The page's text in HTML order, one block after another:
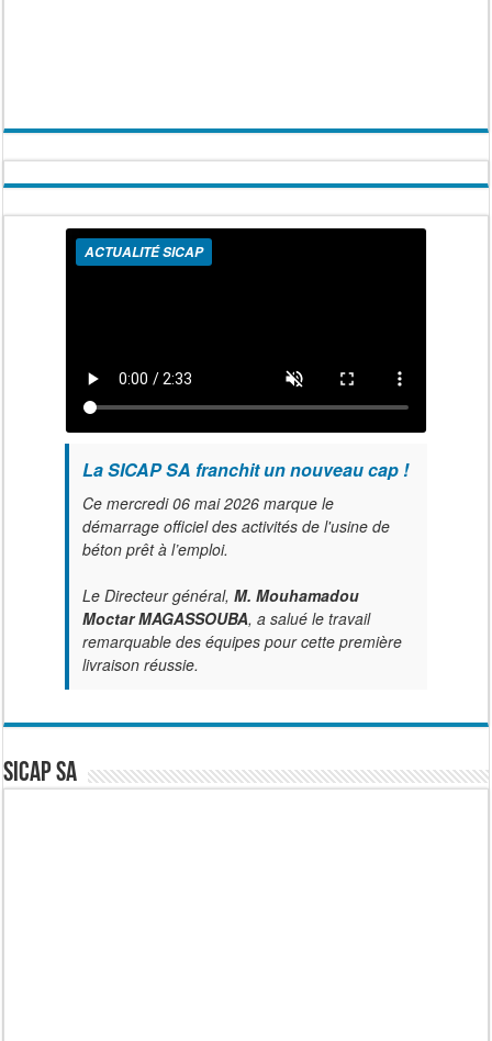
ACTUALITÉ SICAP
La SICAP SA franchit un nouveau cap !
Ce mercredi 06 mai 2026 marque le
démarrage officiel des activités de l'usine de
béton prêt à l’emploi.
Le Directeur général, M. Mouhamadou
Moctar MAGASSOUBA, a salué le travail
remarquable des équipes pour cette première
livraison réussie.
SICAP SA